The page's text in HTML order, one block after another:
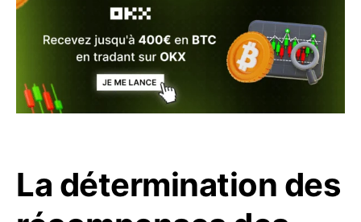
La détermination des